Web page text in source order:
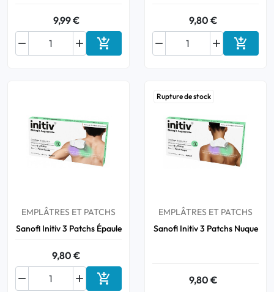
9,99 €

 Ajouter au panier
9,80 €

 
EMPLÂTRES ET PATCHS
Sanofi Initiv 3 Patchs Épaule
9,80 €

 Ajouter au panier
Rupture de stock
EMPLÂTRES ET PATCHS
Sanofi Initiv 3 Patchs Nuque
9,80 €